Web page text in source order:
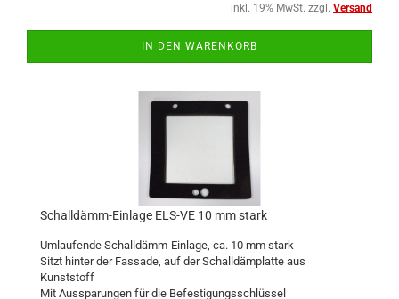
inkl. 19% MwSt. zzgl. Versand
IN DEN WARENKORB
Schalldämm-Einlage ELS-VE 10 mm stark
Umlaufende Schalldämm-Einlage, ca. 10 mm stark
Sitzt hinter der Fassade, auf der Schalldämplatte aus
Kunststoff
Mit Aussparungen für die Befestigungsschlüssel